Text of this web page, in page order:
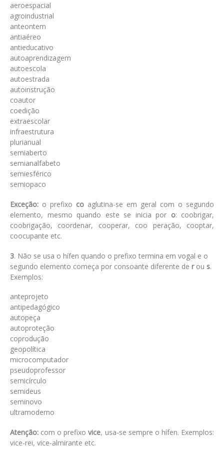
aeroespacial
agroindustrial
anteontem
antiaéreo
antieducativo
autoaprendizagem
autoescola
autoestrada
autoinstrução
coautor
coedição
extraescolar
infraestrutura
plurianual
semiaberto
semianalfabeto
semiesférico
semiopaco
Exceção: o prefixo co aglutina-se em geral com o segundo
elemento, mesmo quando este se inicia por o: coobrigar,
coobrigação, coordenar, cooperar, coo peração, cooptar,
coocupante etc.
3. Não se usa o hífen quando o prefixo termina em vogal e o
segundo elemento começa por consoante diferente de rou s.
Exemplos:
anteprojeto
antipedagógico
autopeça
autoproteção
coprodução
geopolítica
microcomputador
pseudoprofessor
semicírculo
semideus
seminovo
ultramoderno
Atenção: com o prefixovice, usa-se sempre o hífen. Exemplos:
vice-rei, vice-almirante etc.